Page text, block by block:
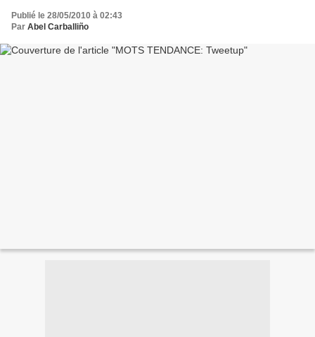
Publié le 28/05/2010 à 02:43
Par Abel Carballiño